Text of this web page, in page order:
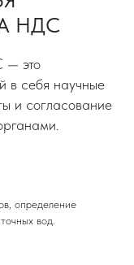
НДС
— это
в себя научные
и согласование
определение
вод.